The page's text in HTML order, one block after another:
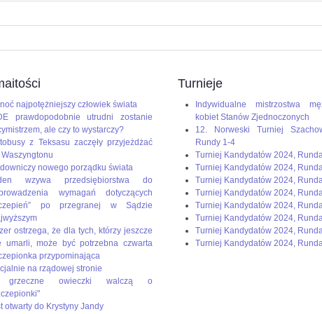
najpotężniejszy człowiek świata
prawdopodobnie utrudni zostanie
ale czy to wystarczy?
z Teksasu zaczęły przyjeżdżać
nowego porządku świata
wzywa przedsiębiorstwa do
wymagań dotyczących
po przegranej w Sądzie
ostrzega, że dla tych, którzy jeszcze
umarli, może być potrzebna czwarta
przypominająca
na rządowej stronie
owieczki walczą o
otwarty do Krystyny Jandy
Turnieje
Indywidualne mistrzostwa
kobiet Stanów Zjednoczonych
12. Norweski Turniej
Rundy 1-4
Turniej Kandydatów 2024,
Turniej Kandydatów 2024,
Turniej Kandydatów 2024,
Turniej Kandydatów 2024,
Turniej Kandydatów 2024,
Turniej Kandydatów 2024,
Turniej Kandydatów 2024,
Turniej Kandydatów 2024,